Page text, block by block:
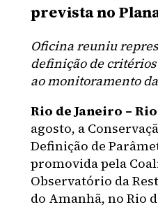
prevista no
Oficina reuniu
definição de
ao monitoramento
Rio de Janeiro –
agosto, a
Definição de
promovida pela
Observatório da
do Amanhã, no Rio